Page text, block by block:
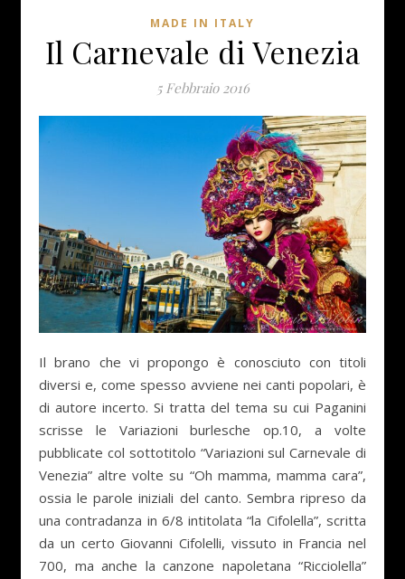
MADE IN ITALY
Il Carnevale di Venezia
5 Febbraio 2016
Il brano che vi propongo è conosciuto con titoli
diversi e, come spesso avviene nei canti popolari, è
di autore incerto. Si tratta del tema su cui Paganini
scrisse le Variazioni burlesche op.10, a volte
pubblicate col sottotitolo “Variazioni sul Carnevale di
Venezia” altre volte su “Oh mamma, mamma cara”,
ossia le parole iniziali del canto. Sembra ripreso da
una contradanza in 6/8 intitolata “la Cifolella”, scritta
da un certo Giovanni Cifolelli, vissuto in Francia nel
700, ma anche la canzone napoletana “Ricciolella”